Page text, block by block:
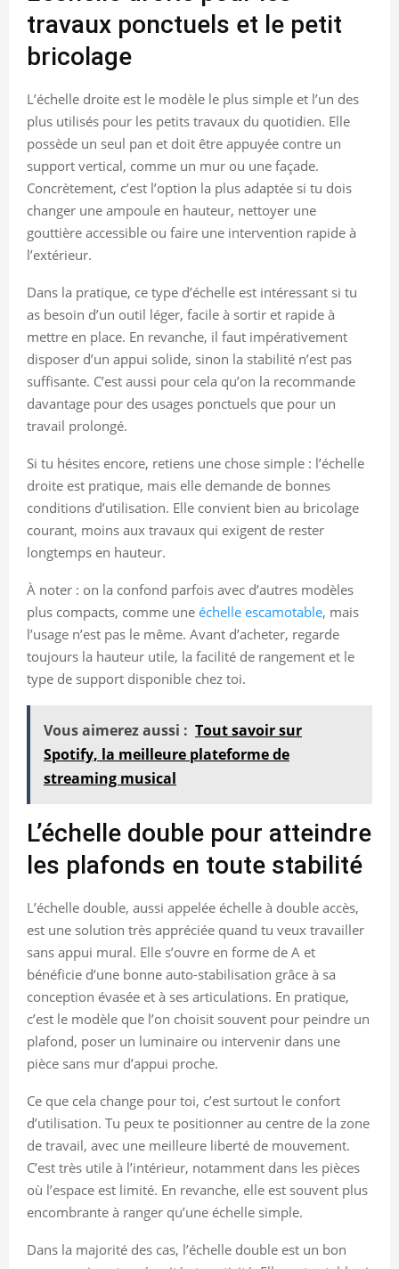
travaux ponctuels et le petit
bricolage
L’échelle droite est le modèle le plus simple et l’un des
plus utilisés pour les petits travaux du quotidien. Elle
possède un seul pan et doit être appuyée contre un
support vertical, comme un mur ou une façade.
Concrètement, c’est l’option la plus adaptée si tu dois
changer une ampoule en hauteur, nettoyer une
gouttière accessible ou faire une intervention rapide à
l’extérieur.
Dans la pratique, ce type d’échelle est intéressant si tu
as besoin d’un outil léger, facile à sortir et rapide à
mettre en place. En revanche, il faut impérativement
disposer d’un appui solide, sinon la stabilité n’est pas
suffisante. C’est aussi pour cela qu’on la recommande
davantage pour des usages ponctuels que pour un
travail prolongé.
Si tu hésites encore, retiens une chose simple : l’échelle
droite est pratique, mais elle demande de bonnes
conditions d’utilisation. Elle convient bien au bricolage
courant, moins aux travaux qui exigent de rester
longtemps en hauteur.
À noter : on la confond parfois avec d’autres modèles
plus compacts, comme une échelle escamotable, mais
l’usage n’est pas le même. Avant d’acheter, regarde
toujours la hauteur utile, la facilité de rangement et le
type de support disponible chez toi.
Vous aimerez aussi : Tout savoir sur
Spotify, la meilleure plateforme de
streaming musical
L’échelle double pour atteindre
les plafonds en toute stabilité
L’échelle double, aussi appelée échelle à double accès,
est une solution très appréciée quand tu veux travailler
sans appui mural. Elle s’ouvre en forme de A et
bénéficie d’une bonne auto-stabilisation grâce à sa
conception évasée et à ses articulations. En pratique,
c’est le modèle que l’on choisit souvent pour peindre un
plafond, poser un luminaire ou intervenir dans une
pièce sans mur d’appui proche.
Ce que cela change pour toi, c’est surtout le confort
d’utilisation. Tu peux te positionner au centre de la zone
de travail, avec une meilleure liberté de mouvement.
C’est très utile à l’intérieur, notamment dans les pièces
où l’espace est limité. En revanche, elle est souvent plus
encombrante à ranger qu’une échelle simple.
Dans la majorité des cas, l’échelle double est un bon